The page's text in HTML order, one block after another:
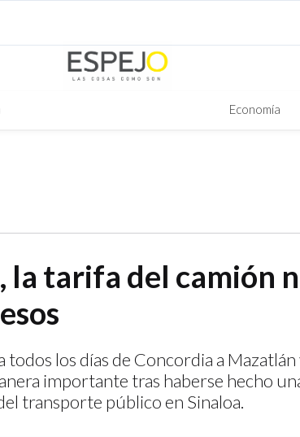
Economía
la tarifa del camión
todos los días de Concordia a
importante tras haberse hecho
transporte público en Sinaloa.